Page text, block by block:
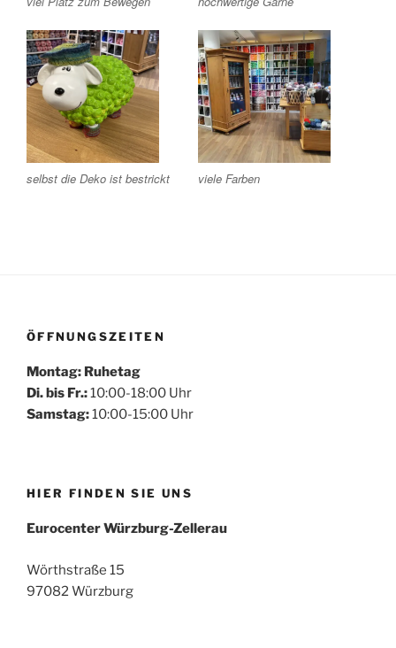
selbst die Deko ist bestrickt viele Farben
ÖFFNUNGSZEITEN
Montag: Ruhetag
Di. bis Fr.:10:00-18:00 Uhr
Samstag:10:00-15:00 Uhr
HIER FINDEN SIE UNS
Eurocenter Würzburg-Zellerau
Wörthstraße 15
97082 Würzburg